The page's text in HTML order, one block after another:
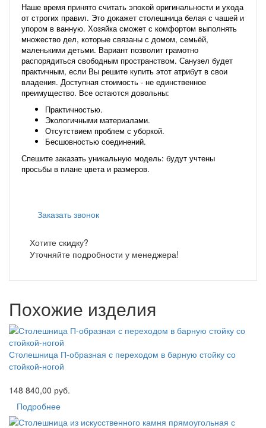
Наше время принято считать эпохой оригинальности и ухода
от строгих правил. Это докажет столешница белая с чашей и
упором в ванную. Хозяйка сможет с комфортом выполнять
множество дел, которые связаны с домом, семьёй,
маленькими детьми. Вариант позволит грамотно
распорядиться свободным пространством. Санузел будет
практичным, если Вы решите купить этот атрибут в свои
владения. Доступная стоимость - не единственное
преимущество. Все остаются довольны:
Практичностью.
Экологичными материалами.
Отсутствием проблем с уборкой.
Бесшовностью соединений.
Спешите заказать уникальную модель: будут учтены
просьбы в плане цвета и размеров.
Заказать звонок
Хотите скидку?
Уточняйте подробности у менеджера!
Похожие изделия
Столешница П-образная с переходом в барную стойку со
стойкой-ногой
148 840,00 руб.
Подробнее